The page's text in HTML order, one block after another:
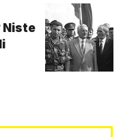
Niste